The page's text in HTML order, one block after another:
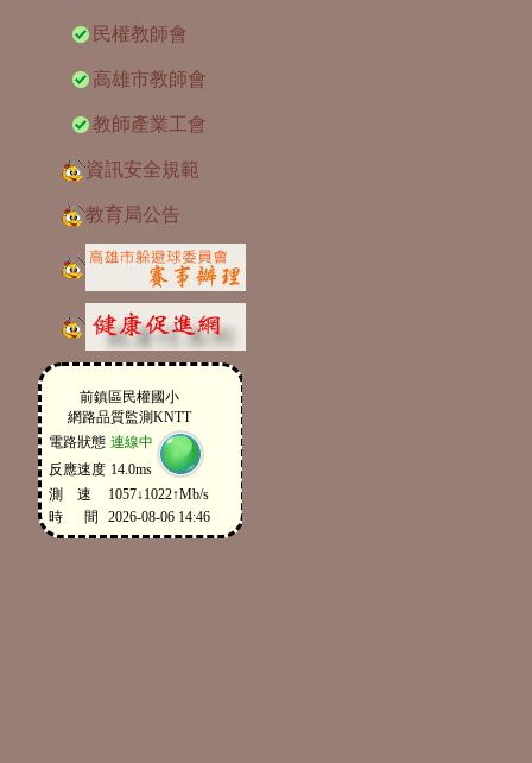
民權教師會
高雄市教師會
教師產業工會
資訊安全規範
教育局公告